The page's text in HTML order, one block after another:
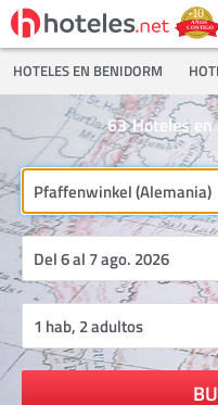
HOTELES EN BENIDORM
Hoteles
63